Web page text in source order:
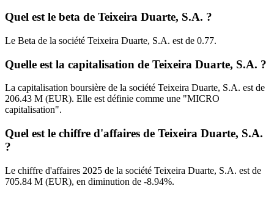
Quel est le beta de Teixeira Duarte, S.A. ?
Le Beta de la société Teixeira Duarte, S.A. est de 0.77.
Quelle est la capitalisation de Teixeira Duarte, S.A. ?
La capitalisation boursière de la société Teixeira Duarte, S.A. est de
206.43 M (EUR). Elle est définie comme une "MICRO
capitalisation".
Quel est le chiffre d'affaires de Teixeira Duarte, S.A.
?
Le chiffre d'affaires 2025 de la société Teixeira Duarte, S.A. est de
705.84 M (EUR), en diminution de -8.94%.